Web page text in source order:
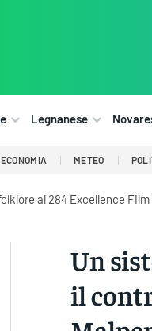
Legnanese
ECONOMIA METEO
al 284 Excellence
Un
il